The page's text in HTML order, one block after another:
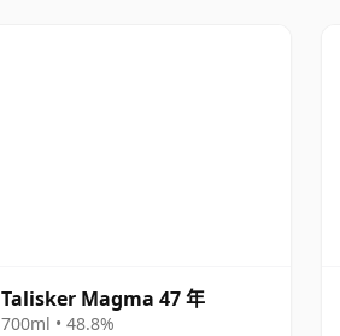
Talisker Magma 47 年
700ml • 48.8%